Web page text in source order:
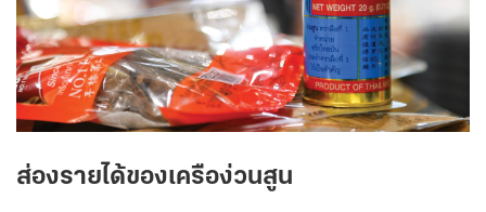
ส่องรายได้ของเครือง่วนสูน